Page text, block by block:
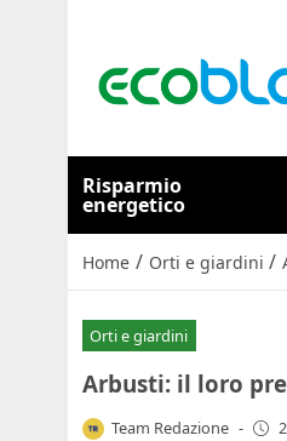
Risparmio
energetico
Home / Orti e giardini /
Orti e giardini
Arbusti: il loro
Team Redazione -